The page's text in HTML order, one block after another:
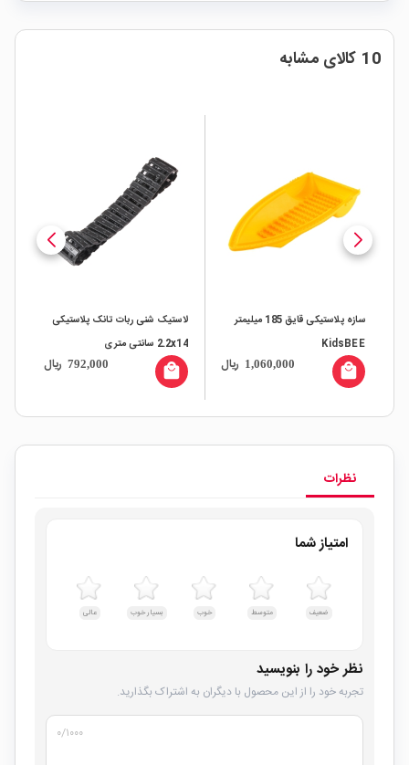
10 کالای مشابه
سازه پلاستیکی قایق 185 میلیمتر
KidsBEE
1,060,000 ریال local_mall
لاستیک شنی ربات تانک پلاستیکی
2.2x14 سانتی متری
792,000 ریال local_mall
نظرات
امتیاز شما
ضعیف متوسط خوب بسیار خوب عالی
نظر خود را بنویسید
تجربه خود را از این محصول با دیگران به اشتراک بگذارید.
۰/۱۰۰۰